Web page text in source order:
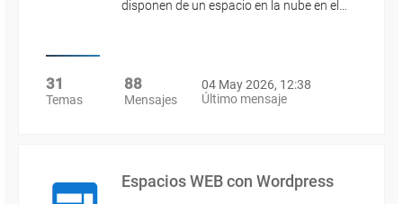
disponen de un espacio en la nube en el…
31
Temas
88
Mensajes
04 May 2026, 12:38
Último mensaje
Espacios WEB con Wordpress